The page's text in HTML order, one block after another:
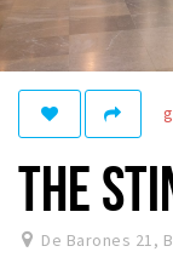
Recreatief
Winkels
Winkelgebieden
Musea, theaters
THE
De Barones 21,